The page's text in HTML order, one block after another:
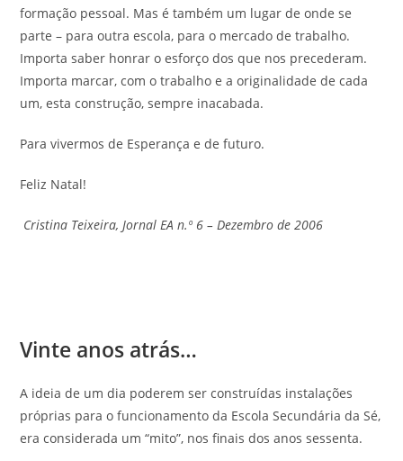
formação pessoal. Mas é também um lugar de onde se
parte – para outra escola, para o mercado de trabalho.
Importa saber honrar o esforço dos que nos precederam.
Importa marcar, com o trabalho e a originalidade de cada
um, esta construção, sempre inacabada.
Para vivermos de Esperança e de futuro.
Feliz Natal!
Cristina Teixeira, Jornal EA n.º 6 – Dezembro de 2006
Vinte anos atrás…
A ideia de um dia poderem ser construídas instalações
próprias para o funcionamento da Escola Secundária da Sé,
era considerada um “mito”, nos finais dos anos sessenta.